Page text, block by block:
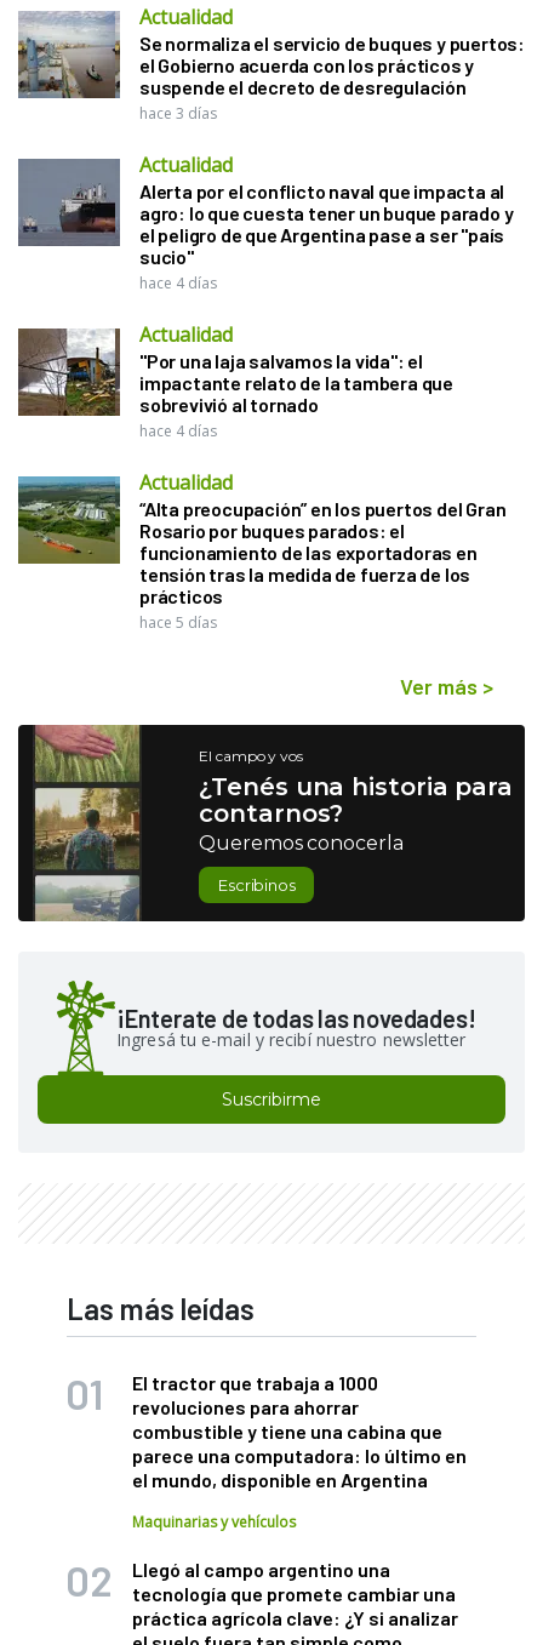
Actualidad
Se normaliza el servicio de buques y puertos:
el Gobierno acuerda con los prácticos y
suspende el decreto de desregulación
hace 3 días
Actualidad
Alerta por el conflicto naval que impacta al
agro: lo que cuesta tener un buque parado y
el peligro de que Argentina pase a ser "país
sucio"
hace 4 días
Actualidad
"Por una laja salvamos la vida": el
impactante relato de la tambera que
sobrevivió al tornado
hace 4 días
Actualidad
“Alta preocupación” en los puertos del Gran
Rosario por buques parados: el
funcionamiento de las exportadoras en
tensión tras la medida de fuerza de los
prácticos
hace 5 días
Ver más >
El campo y vos
¿Tenés una historia para
contarnos?
Queremos conocerla
Escribinos
¡Enterate de todas las novedades!
Ingresá tu e-mail y recibí nuestro newsletter
Suscribirme
Las más leídas
El tractor que trabaja a 1000
revoluciones para ahorrar
combustible y tiene una cabina que
parece una computadora: lo último en
el mundo, disponible en Argentina
Maquinarias y vehículos
Llegó al campo argentino una
tecnología que promete cambiar una
práctica agrícola clave: ¿Y si analizar